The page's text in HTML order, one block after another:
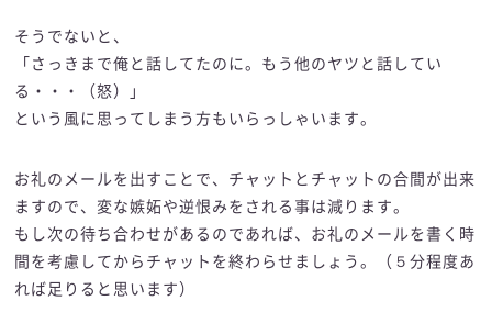
そうでないと、
「さっきまで俺と話してたのに。もう他のヤツと話してい
る・・・（怒）」
という風に思ってしまう方もいらっしゃいます。
お礼のメールを出すことで、チャットとチャットの合間が出来
ますので、変な嫉妬や逆恨みをされる事は減ります。
もし次の待ち合わせがあるのであれば、お礼のメールを書く時
間を考慮してからチャットを終わらせましょう。（５分程度あ
れば足りると思います）